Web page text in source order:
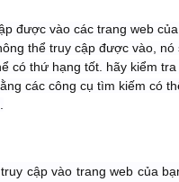
được vào các trang web
thể truy cập được vào, nó
có thứ hạng tốt. hãy kiểm tra
các công cụ tìm kiếm có
cập vào trang web của